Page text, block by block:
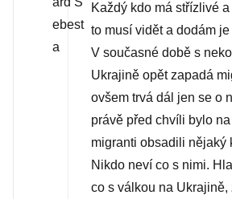
Každý kdo má střízlivé
to musí vidět a dodám
V současné době s
Ukrajině opět zapadá
ovšem trvá dál jen se o
právě před chvíli bylo
migranti obsadili nějaký
Nikdo neví co s nimi.
co s válkou na Ukrajině,